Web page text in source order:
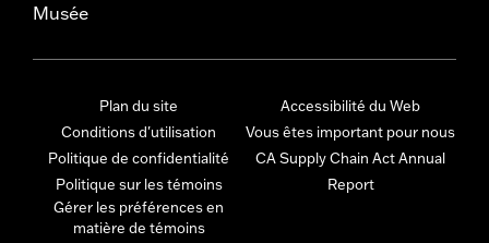
Musée
Plan du site
Conditions d'utilisation
Politique de confidentialité
Politique sur les témoins
Gérer les préférences en
matière de témoins
Accessibilité du Web
Vous êtes important pour nous
CA Supply Chain Act Annual
Report